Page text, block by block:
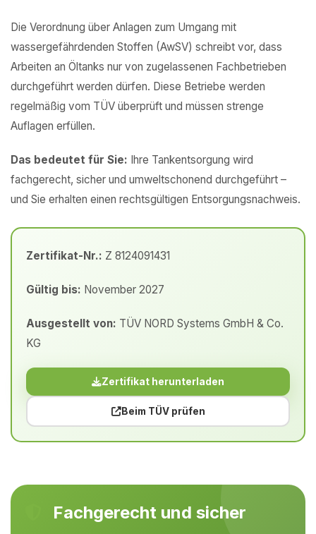
Die Verordnung über Anlagen zum Umgang mit
wassergefährdenden Stoffen (AwSV) schreibt vor, dass
Arbeiten an Öltanks nur von zugelassenen Fachbetrieben
durchgeführt werden dürfen. Diese Betriebe werden
regelmäßig vom TÜV überprüft und müssen strenge
Auflagen erfüllen.
Das bedeutet für Sie: Ihre Tankentsorgung wird
fachgerecht, sicher und umweltschonend durchgeführt –
und Sie erhalten einen rechtsgültigen Entsorgungsnachweis.
Zertifikat-Nr.: Z 8124091431
Gültig bis: November 2027
Ausgestellt von: TÜV NORD Systems GmbH & Co.
KG
Zertifikat herunterladen
Beim TÜV prüfen
Fachgerecht und sicher